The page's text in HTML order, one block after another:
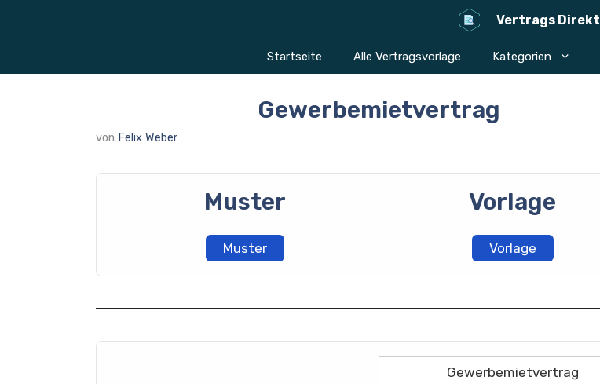
Vertrags Direkt
Startseite Alle Vertragsvorlage Kategorien
Gewerbemietvertrag
von Felix Weber
Muster
Muster
Vorlage
Vorlage
Gewerbemietvertrag